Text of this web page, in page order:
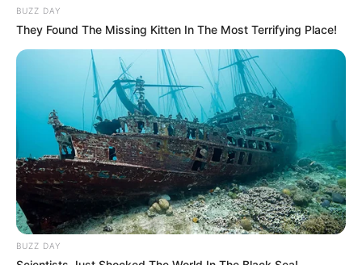
BUZZ DAY
They Found The Missing Kitten In The Most Terrifying Place!
BUZZ DAY